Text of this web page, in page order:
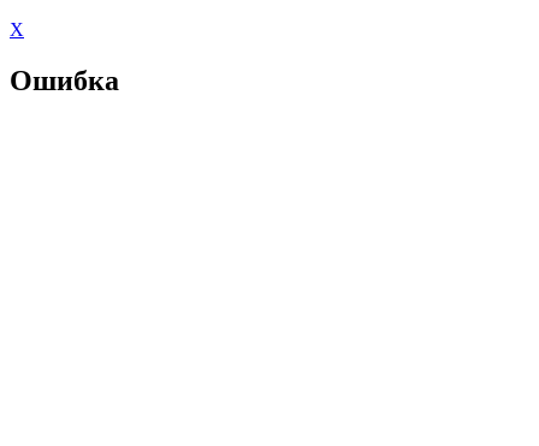
X
Ошибка